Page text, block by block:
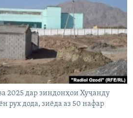
RL
2025 дар зиндонҳои Хуҷанду
рух дода, зиёда аз 50 нафар